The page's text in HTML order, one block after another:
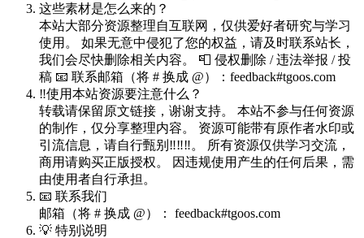
这些素材是怎么来的？
本站大部分资源整理自互联网，仅供爱好者研究与学习
使用。 如果无意中侵犯了您的权益，请及时联系站长，
我们会尽快删除相关内容。 📮 侵权删除 / 违法举报 / 投
稿 📧 联系邮箱（将 # 换成 @）：feedback#tgoos.com
‼️使用本站资源要注意什么？
转载请保留原文链接，谢谢支持。 本站不参与任何资源
的制作，仅分享整理内容。 资源可能带有原作者水印或
引流信息，请自行甄别‼️‼️‼️。 所有资源仅供学习交流，
商用请购买正版授权。 因违规使用产生的任何后果，需
由使用者自行承担。
📧 联系我们
邮箱（将 # 换成 @）： feedback#tgoos.com
💡 特别说明